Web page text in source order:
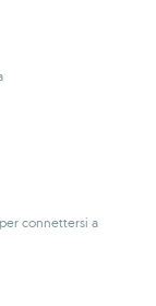
connettersi a